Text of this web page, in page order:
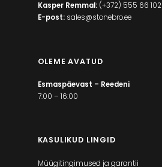
Kasper Remmal: (+372) 555 66 102
E-post: sales@stonebro.ee
OLEME AVATUD
Esmaspäevast – Reedeni
7:00 – 16:00
KASULIKUD LINGID
Müügitingimused ja garantii